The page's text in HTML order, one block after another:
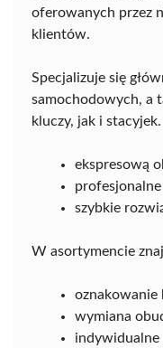
oferowanych przez
klientów.
Specjalizuje się
samochodowych, a
kluczy, jak i stacyjek.
ekspresową
szybkie
W asortymencie
oznakowanie
wymiana
indywidualne